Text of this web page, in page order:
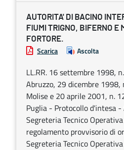
AUTORITA' DI BACINO
FIUMI TRIGNO, BIFERNO E
FORTORE.
Scarica Ascolta
LL.RR. 16 settembre 1998,
Abruzzo, 29 dicembre 1998,
Molise e 20 aprile 2001, n.
Puglia - Protocollo d'intesa
Segreteria Tecnico
regolamento provvisorio di
Segreteria Tecnico